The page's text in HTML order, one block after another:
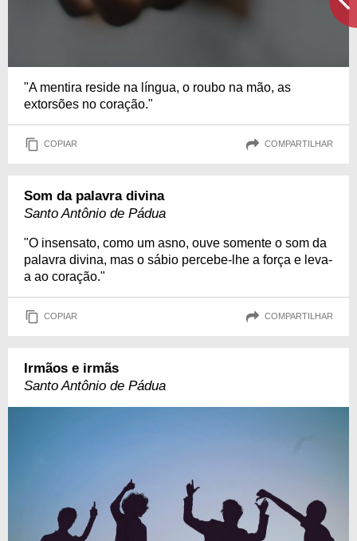
"A mentira reside na língua, o roubo na mão, as
extorsões no coração."
COPIAR COMPARTILHAR
Som da palavra divina
Santo Antônio de Pádua
"O insensato, como um asno, ouve somente o som da
palavra divina, mas o sábio percebe-lhe a força e leva-
a ao coração."
COPIAR COMPARTILHAR
Irmãos e irmãs
Santo Antônio de Pádua